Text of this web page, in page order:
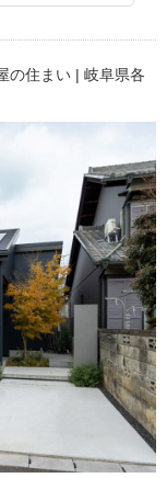
の住まい | 岐阜県各